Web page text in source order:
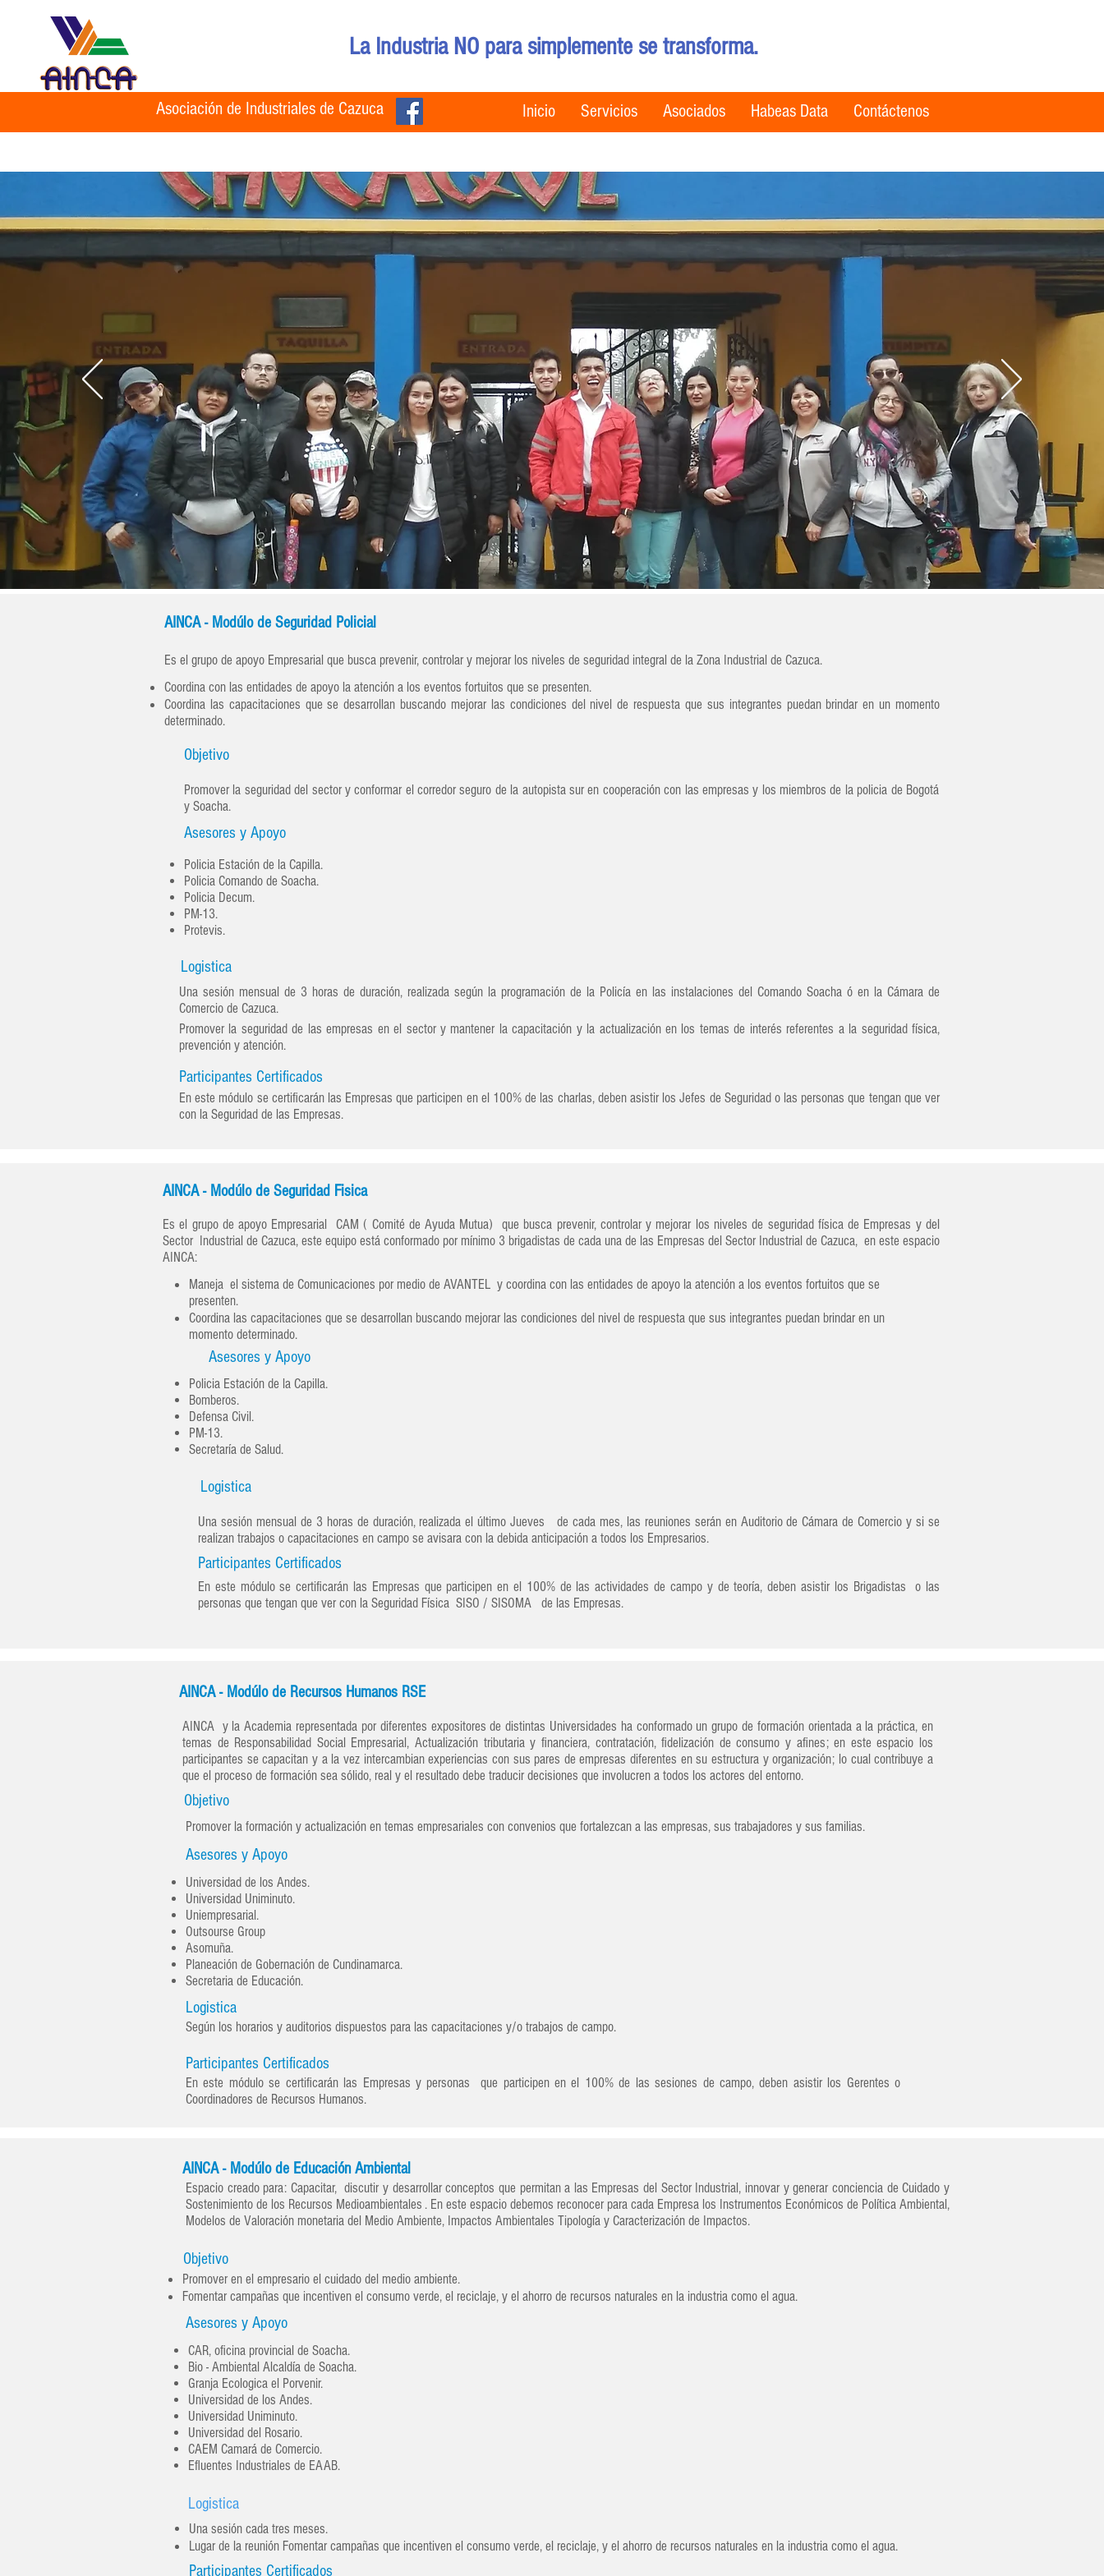
La Industria NO para simplemente se transforma.
Asociación de Industriales de Cazuca Inicio Servicios Asociados Habeas Data Contáctenos
Comites de Trabajo Empresarial
AINCA - Modúlo de Seguridad Policial
Es el grupo de apoyo Empresarial que busca prevenir, controlar y mejorar los niveles de seguridad integral de la Zona Industrial de Cazuca.
Coordina con las entidades de apoyo la atención a los eventos fortuitos que se presenten.
Coordina las capacitaciones que se desarrollan buscando mejorar las condiciones del nivel de respuesta que sus integrantes puedan brindar en un momento
determinado.
Objetivo
Promover la seguridad del sector y conformar el corredor seguro de la autopista sur en cooperación con las empresas y los miembros de la policia de Bogotá
y Soacha.
Asesores y Apoyo
Policia Estación de la Capilla.
Policia Comando de Soacha.
Policia Decum.
PM-13.
Protevis.
Logistica
Una sesión mensual de 3 horas de duración, realizada según la programación de la Policía en las instalaciones del Comando Soacha ó en la Cámara de
Comercio de Cazuca.
Promover la seguridad de las empresas en el sector y mantener la capacitación y la actualización en los temas de interés referentes a la seguridad física,
prevención y atención.
Participantes Certificados
En este módulo se certificarán las Empresas que participen en el 100% de las charlas, deben asistir los Jefes de Seguridad o las personas que tengan que ver
con la Seguridad de las Empresas.
AINCA - Modúlo de Seguridad Fisica
Es el grupo de apoyo Empresarial CAM ( Comité de Ayuda Mutua) que busca prevenir, controlar y mejorar los niveles de seguridad física de Empresas y del
Sector Industrial de Cazuca, este equipo está conformado por mínimo 3 brigadistas de cada una de las Empresas del Sector Industrial de Cazuca, en este espacio
AINCA:
Maneja el sistema de Comunicaciones por medio de AVANTEL y coordina con las entidades de apoyo la atención a los eventos fortuitos que se
presenten.
Coordina las capacitaciones que se desarrollan buscando mejorar las condiciones del nivel de respuesta que sus integrantes puedan brindar en un
momento determinado.
Asesores y Apoyo
Policia Estación de la Capilla.
Bomberos.
Defensa Civil.
PM-13.
Secretaría de Salud.
Logistica
Una sesión mensual de 3 horas de duración, realizada el último Jueves de cada mes, las reuniones serán en Auditorio de Cámara de Comercio y si se
realizan trabajos o capacitaciones en campo se avisara con la debida anticipación a todos los Empresarios.
Participantes Certificados
En este módulo se certificarán las Empresas que participen en el 100% de las actividades de campo y de teoría, deben asistir los Brigadistas o las
personas que tengan que ver con la Seguridad Física SISO / SISOMA de las Empresas.
AINCA - Modúlo de Recursos Humanos RSE
AINCA y la Academia representada por diferentes expositores de distintas Universidades ha conformado un grupo de formación orientada a la práctica, en
temas de Responsabilidad Social Empresarial, Actualización tributaria y financiera, contratación, fidelización de consumo y afines; en este espacio los
participantes se capacitan y a la vez intercambian experiencias con sus pares de empresas diferentes en su estructura y organización; lo cual contribuye a
que el proceso de formación sea sólido, real y el resultado debe traducir decisiones que involucren a todos los actores del entorno.
Objetivo
Promover la formación y actualización en temas empresariales con convenios que fortalezcan a las empresas, sus trabajadores y sus familias.
Asesores y Apoyo
Universidad de los Andes.
Universidad Uniminuto.
Uniempresarial.
Outsourse Group
Asomuña.
Planeación de Gobernación de Cundinamarca.
Secretaria de Educación.
Logistica
Según los horarios y auditorios dispuestos para las capacitaciones y/o trabajos de campo.
Participantes Certificados
En este módulo se certificarán las Empresas y personas que participen en el 100% de las sesiones de campo, deben asistir los Gerentes o
Coordinadores de Recursos Humanos.
AINCA - Modúlo de Educación Ambiental
Espacio creado para: Capacitar, discutir y desarrollar conceptos que permitan a las Empresas del Sector Industrial, innovar y generar conciencia de Cuidado y
Sostenimiento de los Recursos Medioambientales . En este espacio debemos reconocer para cada Empresa los Instrumentos Económicos de Política Ambiental,
Modelos de Valoración monetaria del Medio Ambiente, Impactos Ambientales Tipología y Caracterización de Impactos.
Objetivo
Promover en el empresario el cuidado del medio ambiente.
Fomentar campañas que incentiven el consumo verde, el reciclaje, y el ahorro de recursos naturales en la industria como el agua.
Asesores y Apoyo
CAR, oficina provincial de Soacha.
Bio - Ambiental Alcaldía de Soacha.
Granja Ecologica el Porvenir.
Universidad de los Andes.
Universidad Uniminuto.
Universidad del Rosario.
CAEM Camará de Comercio.
Efluentes Industriales de EAAB.
Logistica
Una sesión cada tres meses.
Lugar de la reunión Fomentar campañas que incentiven el consumo verde, el reciclaje, y el ahorro de recursos naturales en la industria como el agua.
Participantes Certificados